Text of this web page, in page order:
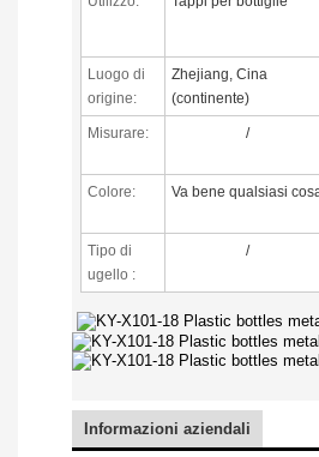
Luogo di
origine:
Zhejiang, Cina
(continente)
Misurare: /
Colore: Va bene qualsiasi
Tipo di
ugello :
/
Informazioni aziendali